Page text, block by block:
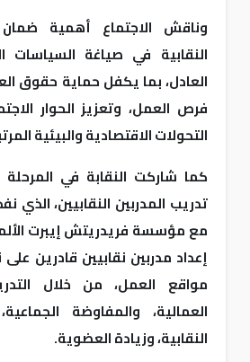
وناقش الاجتماع أهمية
النقابية في صياغة السياسات
العادل، بما يكفل حماية حقوق
فرص العمل، وتعزيز الحوار
التحولات الاقتصادية والبيئية
كما شاركت النقابة في المرحلة
تدريب المدربين النقابيين، الذي
مع مؤسسة فريدريتش إيبرت
إعداد مدربين نقابيين قادرين
مواقع العمل، من خلال
العمالية، والمفاوضة
النقابية، وزيادة العضوية.